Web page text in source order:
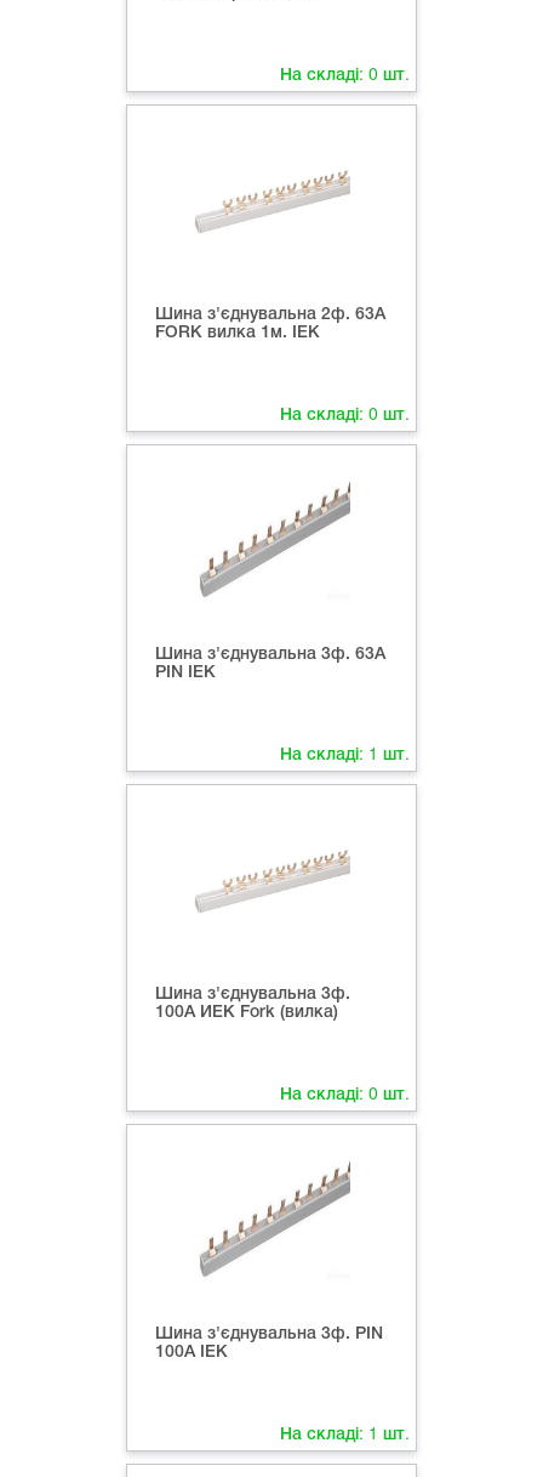
На складі: 0 шт.
Шина з'єднувальна 2ф. 63А
FORK вилка 1м. ІЕК
На складі: 0 шт.
Шина з'єднувальна 3ф. 63А
PIN ІЕК
На складі: 1 шт.
Шина з'єднувальна 3ф.
100А ИЕК Fork (вилка)
На складі: 0 шт.
Шина з'єднувальна 3ф. PIN
100А ІЕК
На складі: 1 шт.